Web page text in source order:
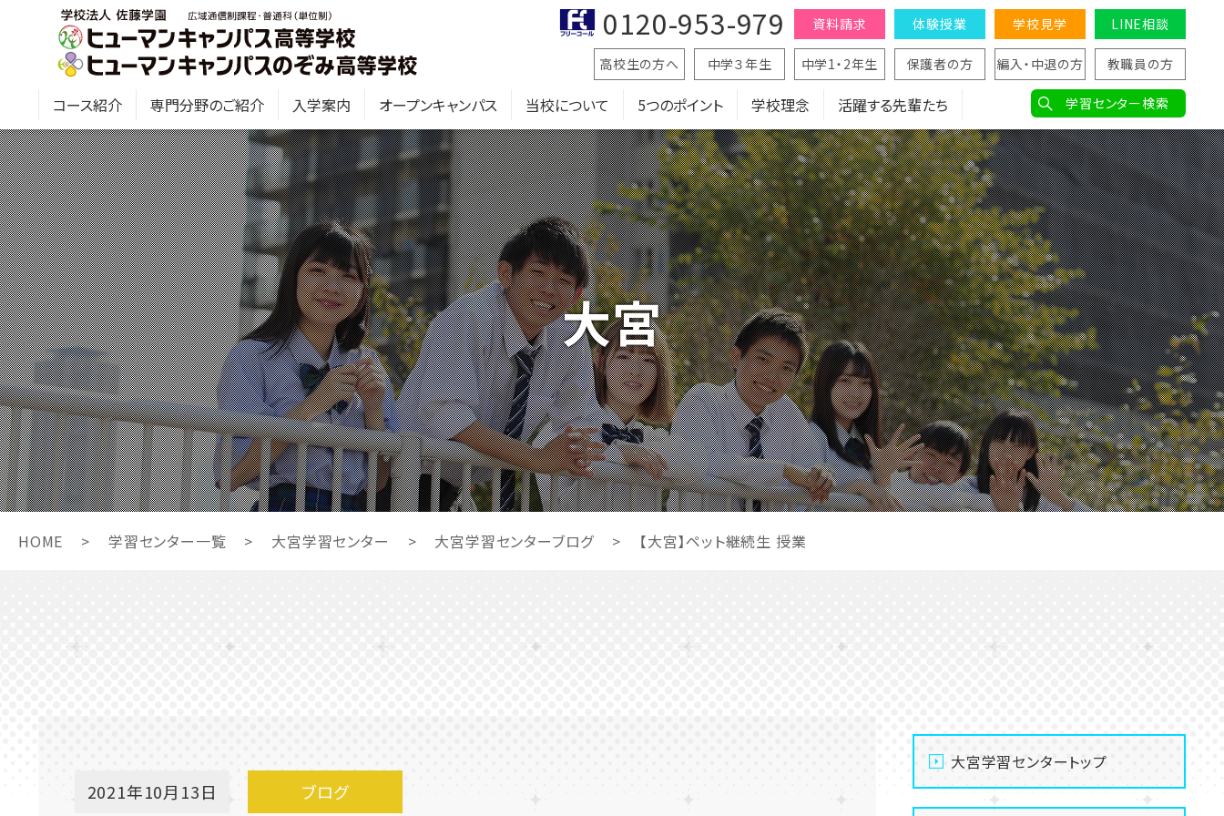
コース紹介 専門分野のご紹介 入学案内 オープンキャンパス 当校について 5つのポイント 学校理念 活躍する先輩たち
資料請求 体験授業 学校見学 LINE相談
高校生の方へ 中学３年生 中学1・2年生 保護者の方 編入・中退の方 教職員の方
学習センター検索
0120-953-979
大宮
HOME > 学習センター一覧 > 大宮学習センター > 大宮学習センターブログ > 【大宮】ペット継続生 授業
2021年10月13日 ブログ
大宮学習センタートップ